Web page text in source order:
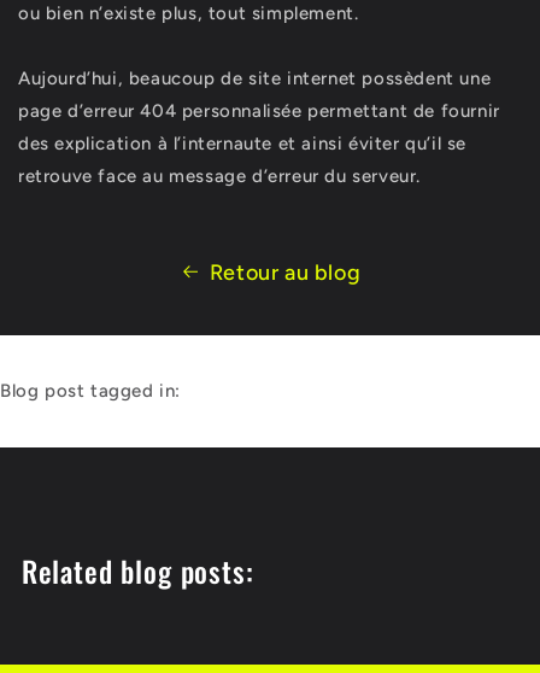
ou bien n’existe plus, tout simplement.
Aujourd’hui, beaucoup de site internet possèdent une
page d’erreur 404 personnalisée permettant de fournir
des explication à l’internaute et ainsi éviter qu’il se
retrouve face au message d’erreur du serveur.
Retour au blog
Blog post tagged in:
Related blog posts: